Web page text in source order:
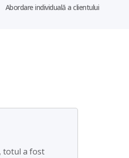
Abordare individuală a clientului
totul a fost